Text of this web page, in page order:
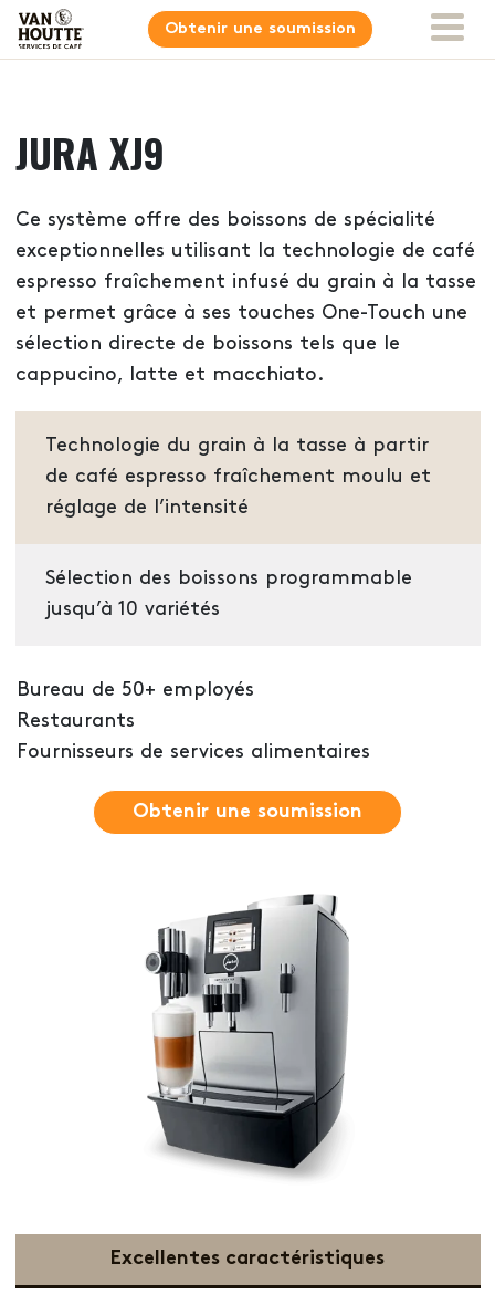
Obtenir une soumission
JURA XJ9
Ce système offre des boissons de spécialité
exceptionnelles utilisant la technologie de café
espresso fraîchement infusé du grain à la tasse
et permet grâce à ses touches One-Touch une
sélection directe de boissons tels que le
cappucino, latte et macchiato.
Technologie du grain à la tasse à partir
de café espresso fraîchement moulu et
réglage de l’intensité
Sélection des boissons programmable
jusqu’à 10 variétés
Bureau de 50+ employés
Restaurants
Fournisseurs de services alimentaires
Obtenir une soumission
Excellentes caractéristiques